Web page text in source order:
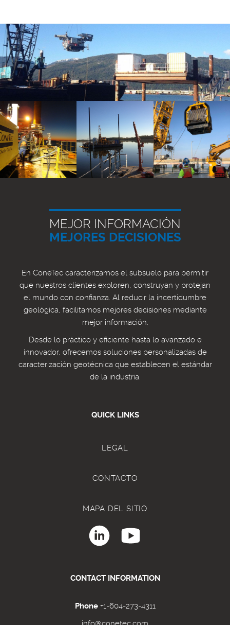
MEJOR INFORMACIÓN
MEJORES DECISIONES
En ConeTec caracterizamos el subsuelo para permitir
que nuestros clientes exploren, construyan y protejan
el mundo con confianza. Al reducir la incertidumbre
geológica, facilitamos mejores decisiones mediante
mejor información.
Desde lo práctico y eficiente hasta lo avanzado e
innovador, ofrecemos soluciones personalizadas de
caracterización geotécnica que establecen el estándar
de la industria.
QUICK LINKS
LEGAL
CONTACTO
MAPA DEL SITIO
CONTACT INFORMATION
Phone +1-604-273-4311